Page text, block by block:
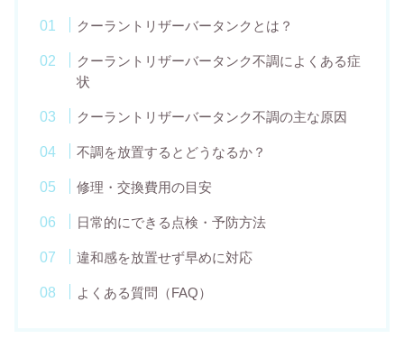
クーラントリザーバータンクとは？
クーラントリザーバータンク不調によくある症
状
クーラントリザーバータンク不調の主な原因
不調を放置するとどうなるか？
修理・交換費用の目安
日常的にできる点検・予防方法
違和感を放置せず早めに対応
よくある質問（FAQ）